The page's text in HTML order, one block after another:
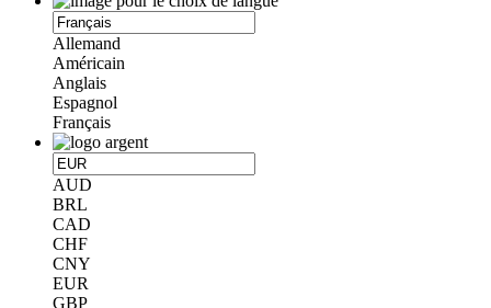
Allemand
Américain
Anglais
Espagnol
Français
AUD
BRL
CAD
CHF
CNY
EUR
GBP